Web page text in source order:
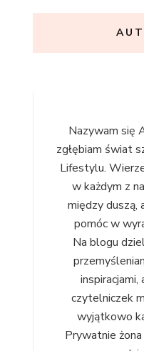
Nazywam się
zgłębiam świat
Lifestylu.
w każdym z
między duszą,
pomóc w
Na blogu
inspiracjami,
czytelniczek
wyjątkowo
Prywatnie